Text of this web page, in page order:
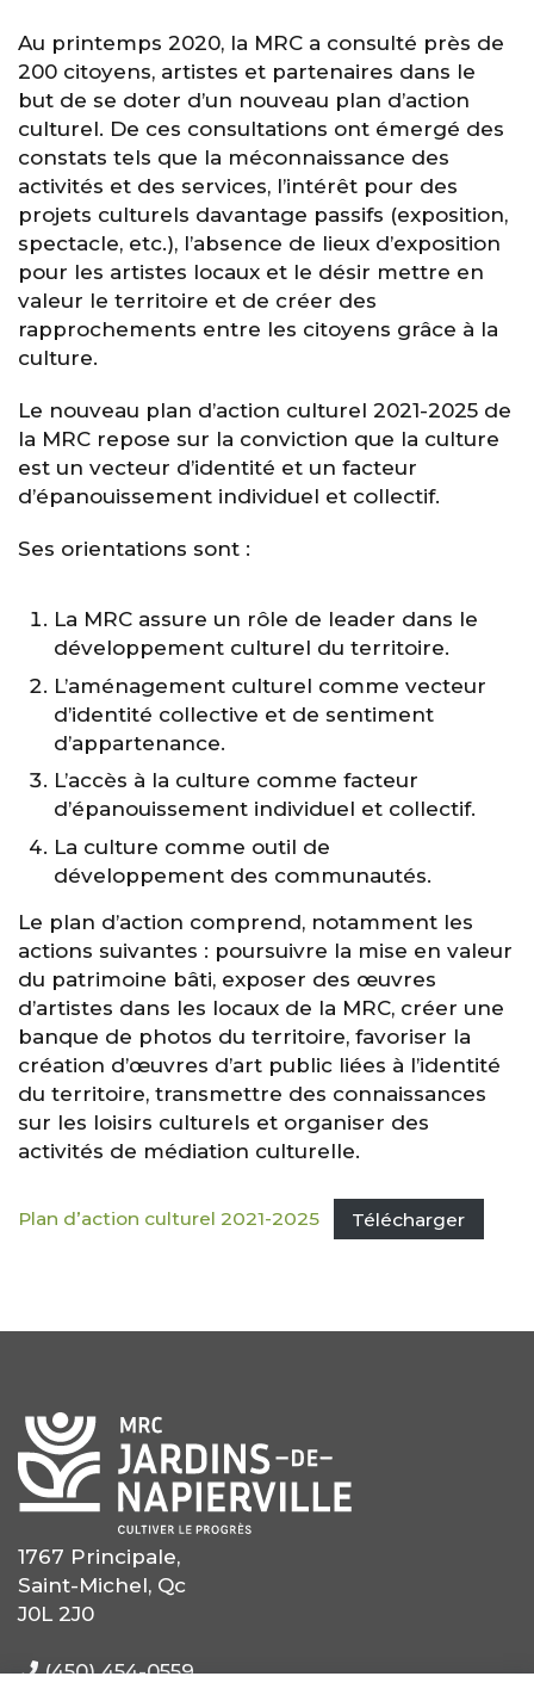
Au printemps 2020, la MRC a consulté près de
200 citoyens, artistes et partenaires dans le
but de se doter d’un nouveau plan d’action
culturel. De ces consultations ont émergé des
constats tels que la méconnaissance des
activités et des services, l’intérêt pour des
projets culturels davantage passifs (exposition,
spectacle, etc.), l’absence de lieux d’exposition
pour les artistes locaux et le désir mettre en
valeur le territoire et de créer des
rapprochements entre les citoyens grâce à la
culture.
Le nouveau plan d’action culturel 2021-2025 de
la MRC repose sur la conviction que la culture
est un vecteur d’identité et un facteur
d’épanouissement individuel et collectif.
Ses orientations sont :
La MRC assure un rôle de leader dans le
développement culturel du territoire.
L’aménagement culturel comme vecteur
d’identité collective et de sentiment
d’appartenance.
L’accès à la culture comme facteur
d’épanouissement individuel et collectif.
La culture comme outil de
développement des communautés.
Le plan d’action comprend, notamment les
actions suivantes : poursuivre la mise en valeur
du patrimoine bâti, exposer des œuvres
d’artistes dans les locaux de la MRC, créer une
banque de photos du territoire, favoriser la
création d’œuvres d’art public liées à l’identité
du territoire, transmettre des connaissances
sur les loisirs culturels et organiser des
activités de médiation culturelle.
Plan d’action culturel 2021-2025 Télécharger
1767 Principale,
Saint-Michel, Qc
J0L 2J0
(450) 454-0559